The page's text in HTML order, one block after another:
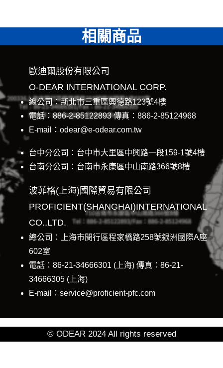
相關商品
歐迪爾股份有限公司
O-DEAR INTERNATIONAL CORP.
總公司：新北市三重區興德路123號4樓
電話：886-2-85122893 傳真：886-2-85124968
E-mail：odear@e-odear.com.tw
台中分公司：台中市大里區中興路一段159-1號4樓
台南分公司：台南市永康區中山南路366號8樓
波菲格(上海)國際貿易有限公司
PROFICIENT(SHANGHAI)INTERNATIONAL
CO.,LTD.
總公司：上海市閔行區程家橋路258號銀洲國際A座
602室
電話：86-21-34666301 (上海) 傳真：86-21-
34666305 (上海)
E-mail：service@proficient-pfc.com
© ODEAR 2024 All rights reserved